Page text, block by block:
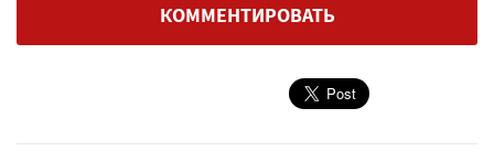
КОММЕНТИРОВАТЬ